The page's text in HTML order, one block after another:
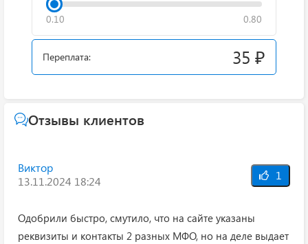
0.10 0.80
Переплата: 35 ₽
Отзывы клиентов
Виктор
13.11.2024 18:24
1
Одобрили быстро, смутило, что на сайте указаны
реквизиты и контакты 2 разных МФО, но на деле выдает